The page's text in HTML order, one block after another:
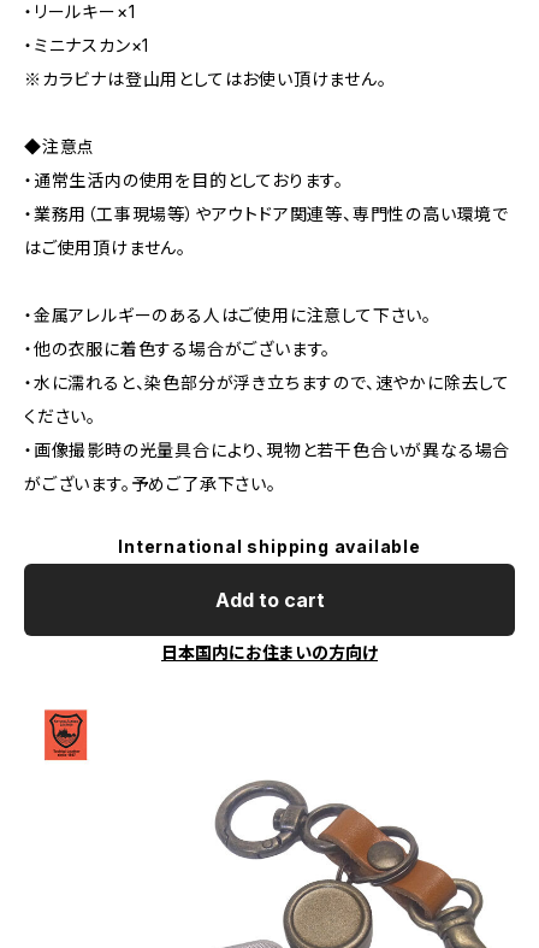
・リールキー×1
・ミニナスカン×1
※カラビナは登山用としてはお使い頂けません。
◆注意点
・通常生活内の使用を目的としております。
・業務用（工事現場等）やアウトドア関連等、専門性の高い環境で
はご使用頂けません。
・金属アレルギーのある人はご使用に注意して下さい。
・他の衣服に着色する場合がございます。
・水に濡れると、染色部分が浮き立ちますので、速やかに除去して
ください。
・画像撮影時の光量具合により、現物と若干色合いが異なる場合
がございます。予めご了承下さい。
International shipping available
Add to cart
日本国内にお住まいの方向け